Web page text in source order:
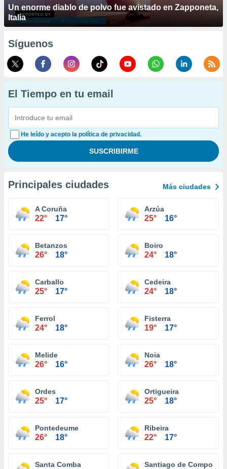
Un enorme diablo de polvo fue avistado en Zapponeta,
Italia
Síguenos
El Tiempo en tu email
He leído y acepto la política de privacidad.
Principales ciudades Más ciudades
A Coruña
22° 17°
Arzúa
25° 16°
Betanzos
26° 18°
Boiro
24° 18°
Carballo
25° 17°
Cedeira
24° 18°
Ferrol
24° 18°
Fisterra
19° 17°
Melide
26° 16°
Noia
26° 18°
Ordes
25° 17°
Ortigueira
25° 18°
Pontedeume
26° 18°
Ribeira
22° 17°
Santa Comba Santiago de